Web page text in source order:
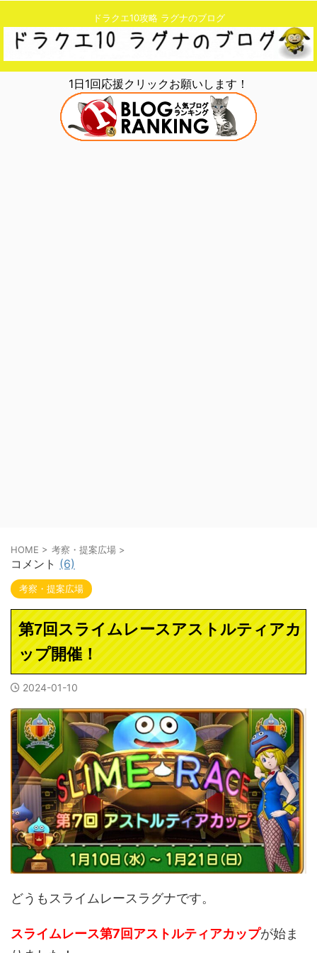
ドラクエ10攻略 ラグナのブログ
1日1回応援クリックお願いします！
HOME > 考察・提案広場 >
コメント (6)
考察・提案広場
第7回スライムレースアストルティアカ
ップ開催！
2024-01-10
どうもスライムレースラグナです。
スライムレース第7回アストルティアカップが始ま